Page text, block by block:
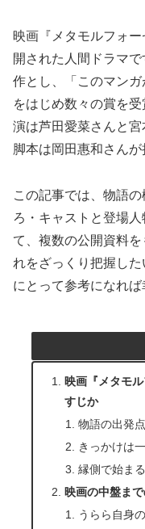
映画『メタモルフォ
開された人間ドラマ
作とし、「このマン
をはじめ数々の賞を
演は芦田愛菜さんと宮
脚本は岡田惠和さんが
この記事では、物語
ろ・キャストと登場
て、複数の公開資料
れをざっくり把握し
にとって参考になれば
映画『メタモ
すじか
物語の出発
きっかけは
縁側で始ま
映画の中盤ま
うらら自身